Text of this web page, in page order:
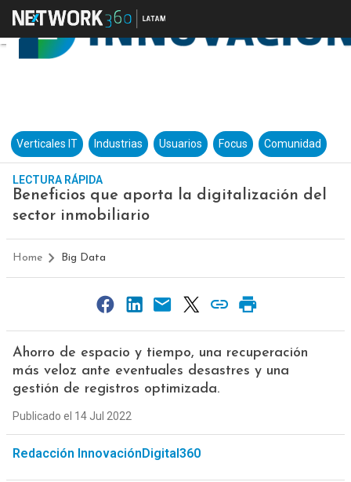
Verticales IT Industrias Usuarios Focus Comunidad
LECTURA RÁPIDA
Beneficios que aporta la digitalización del
sector inmobiliario
Home Big Data
Ahorro de espacio y tiempo, una recuperación
más veloz ante eventuales desastres y una
gestión de registros optimizada.
Publicado el 14 Jul 2022
Redacción InnovaciónDigital360